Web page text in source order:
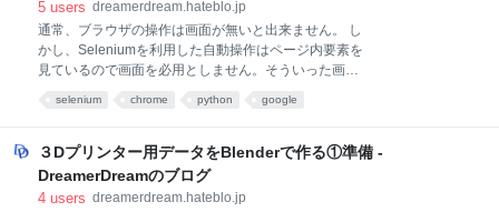
タが読める言葉は”機械語”だけ。ということを頭に置
いておいてください。 機械語は０（OFF）と１
（ON）からなる信号の羅列なので一般の人間には理解
出来ません。（一部のマニアックな方には操れます）
ドレスがあり〜、、、などと理論の説明していくと眠
だけシンプルにプログラミング言語が何故機械を操れ
るのか？を小学生でもわかるように書いていきます。
簡潔に言えばプログ
5 users dreamerdream.hateblo.jp
通常、ブラウザの操作は画面が無いと出来ません。 し
かし、Seleniumを利用した自動操作はページ内要素を
見ているので画面を必用としません。そういった画面
だそうです。 前回はラズパイでこのヘッドレスブラウ
dreamerdream.hateblo.jp 今回はVPS上のCentOS7で
ヘッドレスブラウザを実行してみます。 やることは基
本的に同じなのですがラズパイより少しだけ面倒で
selenium chrome python google
３Dプリンター用データをBlenderで作る①準備 -
DreamerDreamのブログ
4 users dreamerdream.hateblo.jp